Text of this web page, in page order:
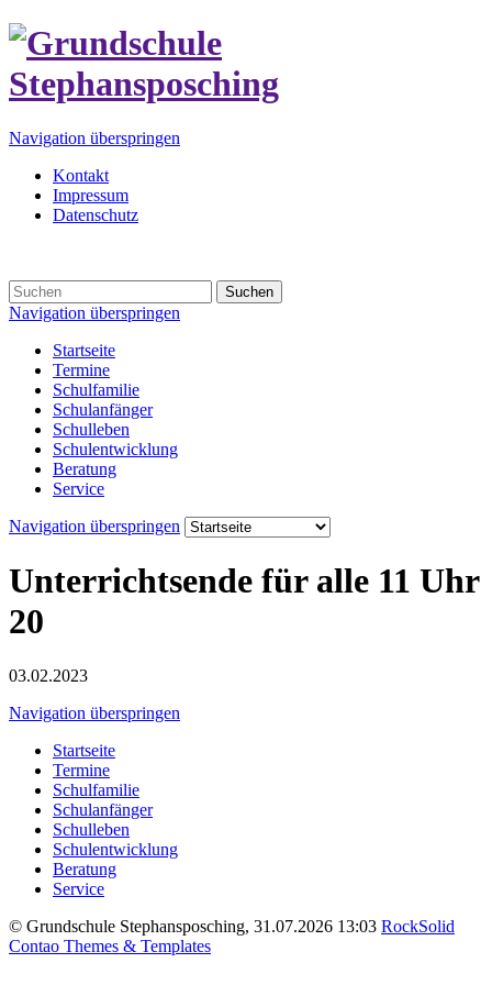
Navigation überspringen
Kontakt
Impressum
Datenschutz
Suchen
Navigation überspringen
Startseite
Termine
Schulfamilie
Schulanfänger
Schulleben
Schulentwicklung
Beratung
Service
Navigation überspringen
Unterrichtsende für alle 11 Uhr
20
03.02.2023
Navigation überspringen
Startseite
Termine
Schulfamilie
Schulanfänger
Schulleben
Schulentwicklung
Beratung
Service
© Grundschule Stephansposching, 31.07.2026 13:03 RockSolid
Contao Themes & Templates